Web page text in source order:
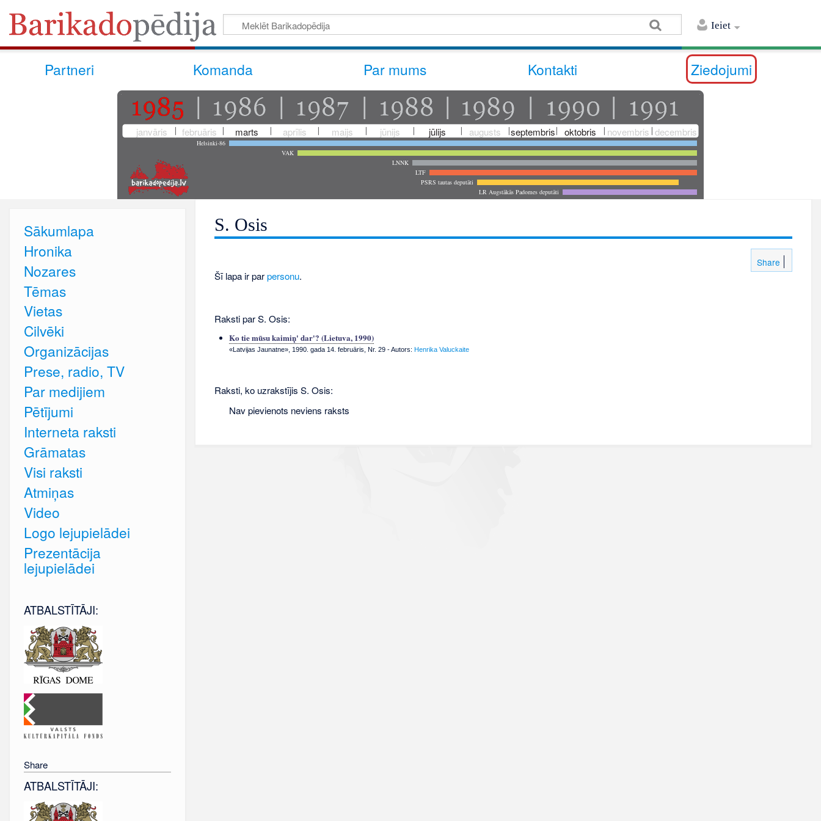
Ieiet
Partneri Komanda Par mums Kontakti Ziedojumi
janvāris februāris marts aprīlis maijs jūnijs jūlijs augusts septembris oktobris novembris decembris
Helsinki-86
VAK
LNNK
LTF
PSRS tautas deputāti
LR Augstākās Padomes deputāti
S. Osis
Share
Šī lapa ir parpersonu.
Raksti par S. Osis:
Ko tie mūsu kaimiņ' dar'? (Lietuva, 1990)
«Latvijas Jaunatne», 1990. gada 14. februāris, Nr. 29- Autors: Henrika Valuckaite
Raksti, ko uzrakstījis S. Osis:
Nav pievienots neviens raksts
Sākumlapa
Hronika
Nozares
Tēmas
Vietas
Cilvēki
Organizācijas
Prese, radio, TV
Par medijiem
Pētījumi
Interneta raksti
Grāmatas
Visi raksti
Atmiņas
Video
Logo lejupielādei
Prezentācija
lejupielādei
ATBALSTĪTĀJI:
Share
ATBALSTĪTĀJI: